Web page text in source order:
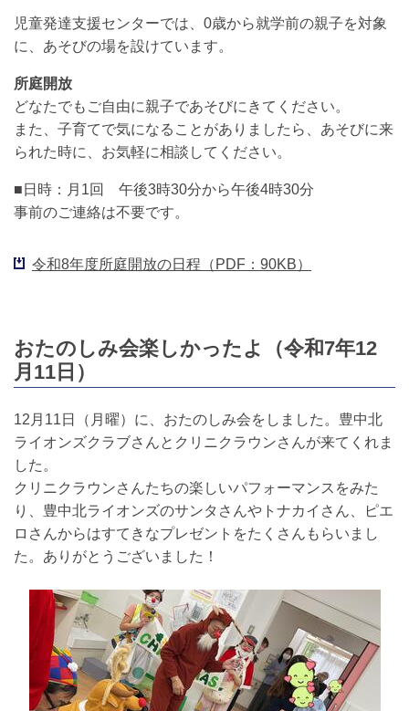
児童発達支援センターでは、0歳から就学前の親子を対象
に、あそびの場を設けています。
所庭開放
どなたでもご自由に親子であそびにきてください。
また、子育てで気になることがありましたら、あそびに来
られた時に、お気軽に相談してください。
■日時：月1回 午後3時30分から午後4時30分
事前のご連絡は不要です。
令和8年度所庭開放の日程（PDF：90KB）
おたのしみ会楽しかったよ（令和7年12
月11日）
12月11日（月曜）に、おたのしみ会をしました。豊中北
ライオンズクラブさんとクリニクラウンさんが来てくれま
した。
クリニクラウンさんたちの楽しいパフォーマンスをみた
り、豊中北ライオンズのサンタさんやトナカイさん、ピエ
ロさんからはすてきなプレゼントをたくさんもらいまし
た。ありがとうございました！